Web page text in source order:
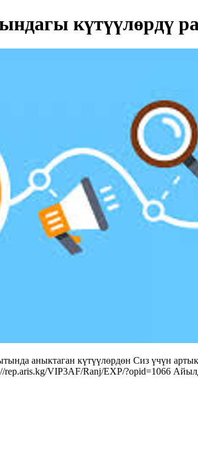
күтүүлөрдү
аныктаган күтүүлөрдөн Сиз үчүн
rep.aris.kg/VIP3AF/Ranj/EXP/?opid=1066